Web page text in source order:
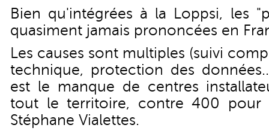
Bien qu'intégrées à la Loppsi, les
quasiment jamais prononcées en
Les causes sont multiples (suivi
technique, protection des
est le manque de centres
tout le territoire, contre 400 pour
Stéphane Vialettes.